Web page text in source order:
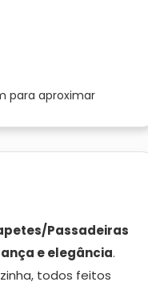
para aproximar
Passadeiras
e elegância.
todos feitos